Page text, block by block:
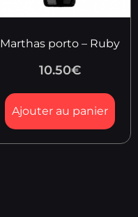
Marthas porto – Ruby
10.50€
Ajouter au panier